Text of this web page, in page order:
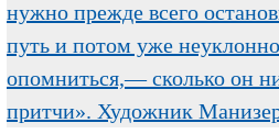
нужно прежде всего
путь и потом уже
опомниться,— сколько он
притчи». Художник